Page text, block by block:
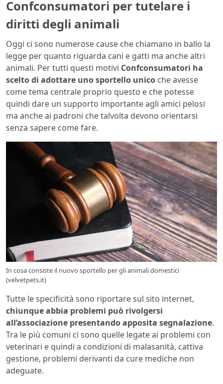
Confconsumatori per tutelare i
diritti degli animali
Oggi ci sono numerose cause che chiamano in ballo la
legge per quanto riguarda cani e gatti ma anche altri
animali. Per tutti questi motivi Confconsumatori ha
scelto di adottare uno sportello unico che avesse
come tema centrale proprio questo e che potesse
quindi dare un supporto importante agli amici pelosi
ma anche ai padroni che talvolta devono orientarsi
senza sapere come fare.
In cosa consiste il nuovo sportello per gli animali domestici
(velvetpets.it)
Tutte le specificità sono riportare sul sito internet,
chiunque abbia problemi può rivolgersi
all’associazione presentando apposita segnalazione.
Tra le più comuni ci sono quelle legate ai problemi con
veterinari e quindi a condizioni di malasanità, cattiva
gestione, problemi derivanti da cure mediche non
adeguate.